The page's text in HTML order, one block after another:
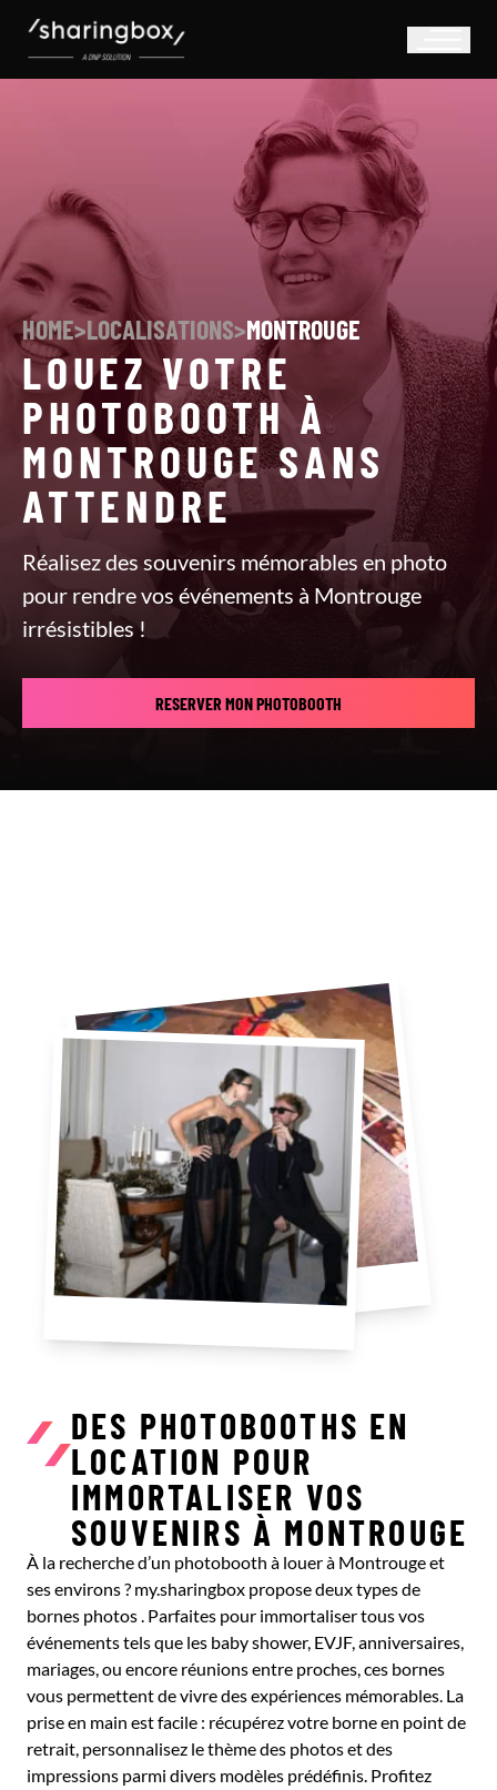
HOME>LOCALISATIONS>MONTROUGE
LOUEZ VOTRE
PHOTOBOOTH À
MONTROUGE SANS
ATTENDRE
Réalisez des souvenirs mémorables en photo
pour rendre vos événements à Montrouge
irrésistibles !
RESERVER MON PHOTOBOOTH
DES PHOTOBOOTHS EN
LOCATION POUR
IMMORTALISER VOS
SOUVENIRS À MONTROUGE
À la recherche d’un photobooth à louer à Montrouge et
ses environs ? my.sharingbox propose deux types de
bornes photos . Parfaites pour immortaliser tous vos
événements tels que les baby shower, EVJF, anniversaires,
mariages, ou encore réunions entre proches, ces bornes
vous permettent de vivre des expériences mémorables. La
prise en main est facile : récupérez votre borne en point de
retrait, personnalisez le thème des photos et des
impressions parmi divers modèles prédéfinis. Profitez